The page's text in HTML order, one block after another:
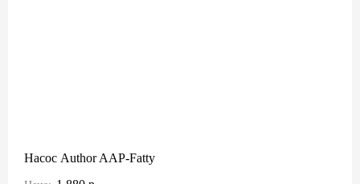
Насос Author AAP-Fatty